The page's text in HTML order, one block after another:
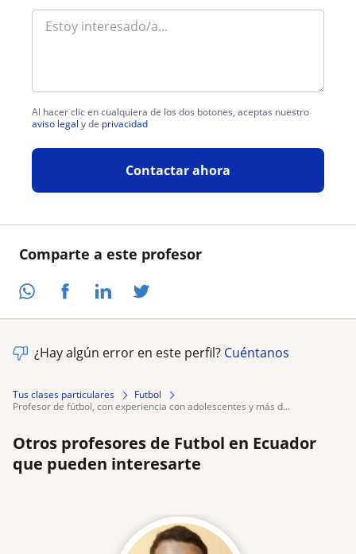
Comparte a este profesor
Al hacer clic en cualquiera de los dos botones, aceptas nuestro
aviso legal y de privacidad
Contactar ahora
¿Hay algún error en este perfil? Cuéntanos
Tus clases particulares
Futbol
profesor de fútbol, con experiencia con adolescentes y más d...
Otros profesores de Futbol en Ecuador
que pueden interesarte